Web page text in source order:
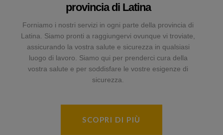
provincia di Latina
Forniamo i nostri servizi in ogni parte della provincia di
Latina. Siamo pronti a raggiungervi ovunque vi troviate,
assicurando la vostra salute e sicurezza in qualsiasi
luogo di lavoro. Siamo qui per prenderci cura della
vostra salute e per soddisfare le vostre esigenze di
sicurezza.
SCOPRI DI PIÙ